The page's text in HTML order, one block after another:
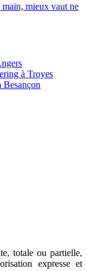
main, mieux vaut ne
à Troyes
Besançon
totale ou partielle,
expresse et